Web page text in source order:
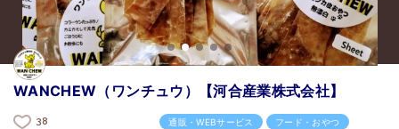
WANCHEW（ワンチュウ）【河合産業株式会社】
38 通販・WEBサービス フード・おやつ